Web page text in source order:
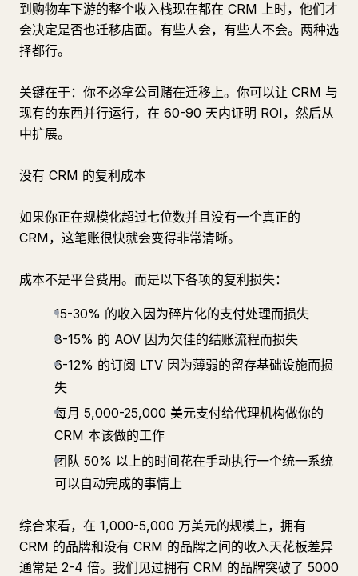
到购物车下游的整个收入栈现在都在 CRM 上时，他们才
会决定是否也迁移店面。有些人会，有些人不会。两种选
择都行。
关键在于：你不必拿公司赌在迁移上。你可以让 CRM 与
现有的东西并行运行，在 60-90 天内证明 ROI，然后从
中扩展。
没有 CRM 的复利成本
如果你正在规模化超过七位数并且没有一个真正的
CRM，这笔账很快就会变得非常清晰。
成本不是平台费用。而是以下各项的复利损失：
15-30% 的收入因为碎片化的支付处理而损失
8-15% 的 AOV 因为欠佳的结账流程而损失
6-12% 的订阅 LTV 因为薄弱的留存基础设施而损
失
每月 5,000-25,000 美元支付给代理机构做你的
CRM 本该做的工作
团队 50% 以上的时间花在手动执行一个统一系统
可以自动完成的事情上
综合来看，在 1,000-5,000 万美元的规模上，拥有
CRM 的品牌和没有 CRM 的品牌之间的收入天花板差异
通常是 2-4 倍。我们见过拥有 CRM 的品牌突破了 5000